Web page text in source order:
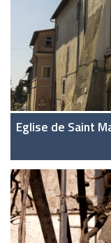
Eglise de Saint